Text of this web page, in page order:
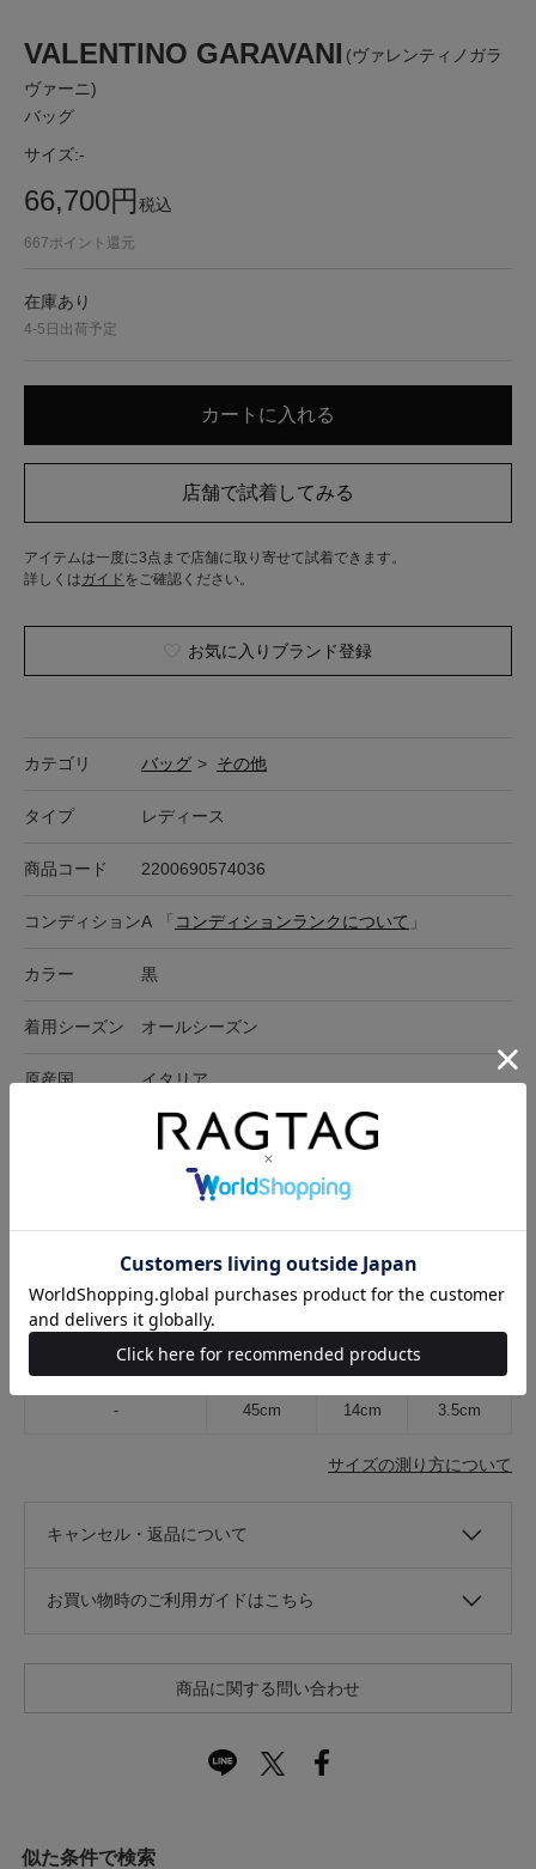
VALENTINO GARAVANI (ヴァレンティノガラ
ヴァーニ)
バッグ
サイズ:-
66,700円税込
667ポイント還元
在庫あり
4-5日出荷予定
アイテムは一度に3点まで店舗に取り寄せて試着できます。
詳しくはガイド をご確認ください。
お気に入りブランド登録
カテゴリ バッグ > その他
タイプ レディース
商品コード 2200690574036
コンディションA 「 コンディションランクについて 」
カラー 黒
着用シーズン オールシーズン
原産国 イタリア
ファスナー
付属品 袋
在庫店舗 RAGTAG心斎橋店
サイズ表記 最大横 高さ
- 45cm 14cm 3.5cm
サイズの測り方について
キャンセル・返品について
お買い物時のご利用ガイドはこちら
商品に関する問い合わせ
似た条件で検索